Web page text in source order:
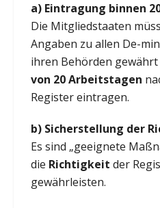
a) Eintragung binnen
Die Mitgliedstaaten
Angaben zu allen De-
ihren Behörden
von 20 Arbeitstagen
Register eintragen.
b) Sicherstellung der
Es sind „geeignete
die Richtigkeit der
gewährleisten.